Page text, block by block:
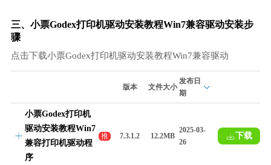
三、小票Godex打印机驱动安装教程Win7兼容驱动安装步
骤
点击下载小票Godex打印机驱动安装教程Win7兼容驱动
版本 文件大小
发布日
期
小票Godex打印机
驱动安装教程Win7
兼容打印机驱动程
序
推
荐
7.3.1.2 12.2MB
2025-03-
26
下载